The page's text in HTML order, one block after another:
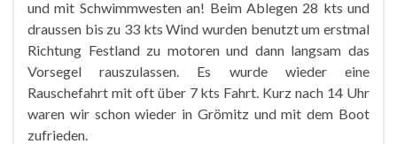
und mit Schwimmwesten an! Beim Ablegen 28 kts und
draussen bis zu 33 kts Wind wurden benutzt um erstmal
Richtung Festland zu motoren und dann langsam das
Vorsegel rauszulassen. Es wurde wieder eine
Rauschefahrt mit oft über 7 kts Fahrt. Kurz nach 14 Uhr
waren wir schon wieder in Grömitz und mit dem Boot
zufrieden.